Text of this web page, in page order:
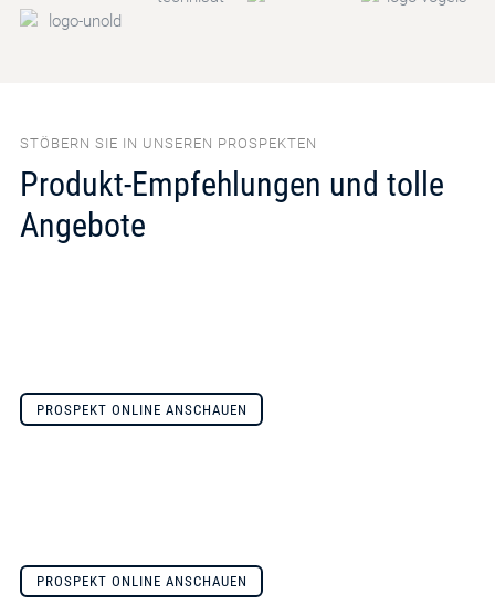
STÖBERN SIE IN UNSEREN PROSPEKTEN
Produkt-Empfehlungen und tolle
Angebote
PROSPEKT ONLINE ANSCHAUEN
PROSPEKT ONLINE ANSCHAUEN